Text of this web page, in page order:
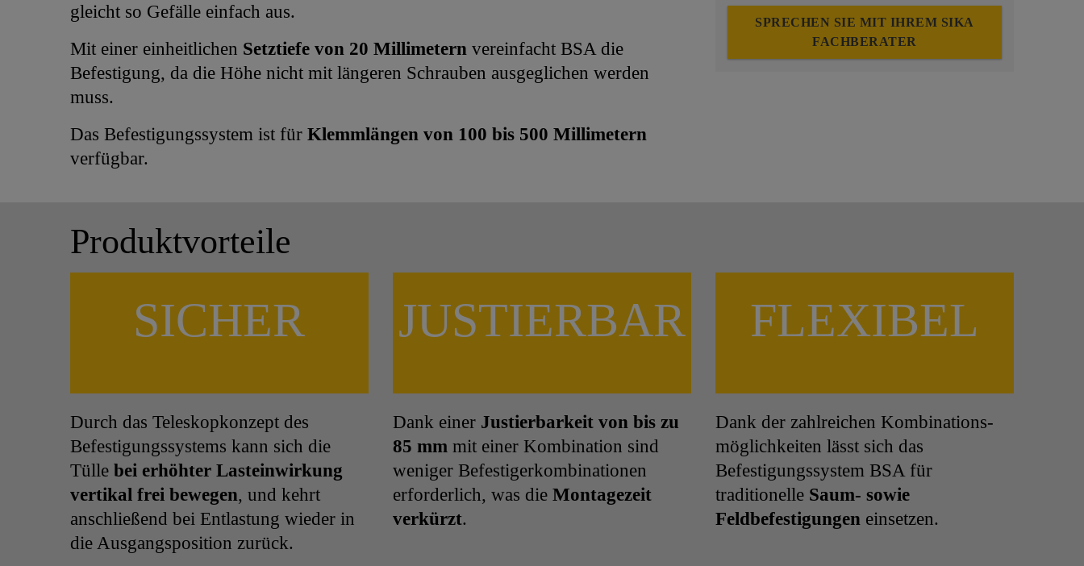
gleicht so Gefälle einfach aus.
Mit einer einheitlichen Setztiefe von 20 Millimetern vereinfacht BSA die
Befestigung, da die Höhe nicht mit längeren Schrauben ausgeglichen werden
muss.
Das Befestigungssystem ist für Klemmlängen von 100 bis 500 Millimetern
verfügbar.
SPRECHEN SIE MIT IHREM SIKA
FACHBERATER
Produktvorteile
SICHER
Durch das Teleskopkonzept des
Befestigungssystems kann sich die
Tülle bei erhöhter Lasteinwirkung
vertikal frei bewegen, und kehrt
anschließend bei Entlastung wieder in
die Ausgangsposition zurück.
JUSTIERBAR
Dank einer Justierbarkeit von bis zu
85 mmmit einer Kombination sind
weniger Befestigerkombinationen
erforderlich, was die Montagezeit
verkürzt.
FLEXIBEL
Dank der zahlreichen Kombinations-
möglichkeiten lässt sich das
Befestigungssystem BSA für
traditionelle Saum- sowie
Feldbefestigungeneinsetzen.